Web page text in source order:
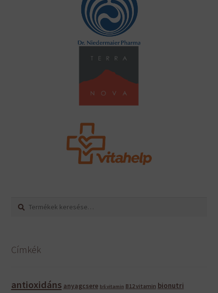
Keresés
Keresés
Címkék
antioxidáns anyagcsere b6 vitamin B12 vitamin bionutri